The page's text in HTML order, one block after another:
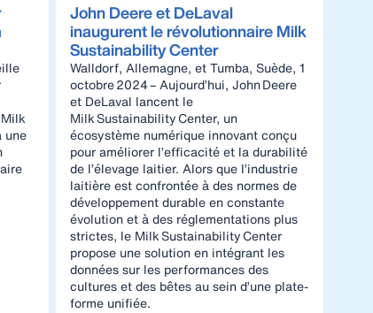
une
John Deere et DeLaval
inaugurent le révolutionnaire Milk
Sustainability Center
Walldorf, Allemagne, et Tumba, Suède, 1
octobre 2024 – Aujourd’hui, John Deere
et DeLaval lancent le
Milk Sustainability Center, un
écosystème numérique innovant conçu
pour améliorer l’efficacité et la durabilité
de l’élevage laitier. Alors que l’industrie
laitière est confrontée à des normes de
développement durable en constante
évolution et à des réglementations plus
strictes, le Milk Sustainability Center
propose une solution en intégrant les
données sur les performances des
cultures et des bêtes au sein d’une plate-
forme unifiée.